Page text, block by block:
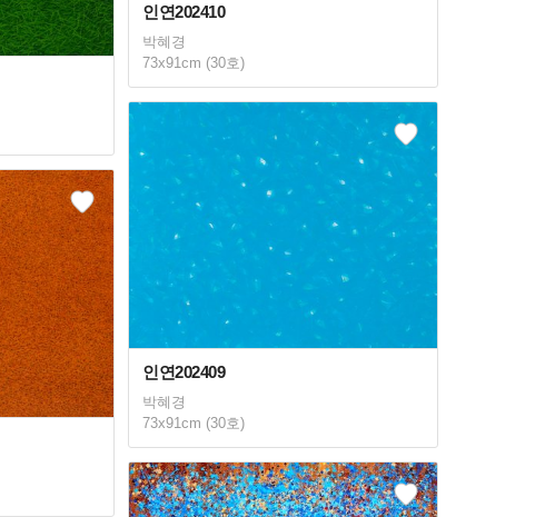
인연202410
박혜경
73x91cm (30호)
인연202409
박혜경
73x91cm (30호)